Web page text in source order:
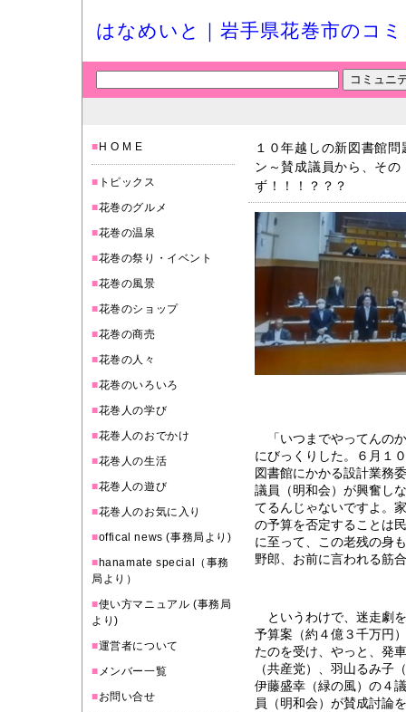
はなめいと｜岩手県花巻市のコ
■ H O M E
■ トピックス
■花巻のグルメ
■花巻の温泉
■花巻の祭り・イベント
■花巻の風景
■花巻のショップ
■花巻の商売
■花巻の人々
■花巻のいろいろ
■花巻人の学び
■花巻人のおでかけ
■花巻人の生活
■花巻人の遊び
■花巻人のお気に入り
■offical news (事務局より)
■hanamate special（事務
局より）
■使い方マニュアル (事務局
より)
■運営者について
■ メンバー一覧
■お問い合せ
１０年越しの新図書館
ン～賛成議員から、そ
ず！！！？？？
「いつまでやってんの
にびっくりした。６月１
図書館にかかる設計業務
議員（明和会）が興奮し
てるんじゃないですよ。
の予算を否定することは
に至って、この老残の身
野郎、お前に言われる筋
というわけで、迷走劇
予算案（約４億３千万円
たのを受け、やっと、発
（共産党）、羽山るみ子
伊藤盛幸（緑の風）の４
員（明和会）が賛成討論